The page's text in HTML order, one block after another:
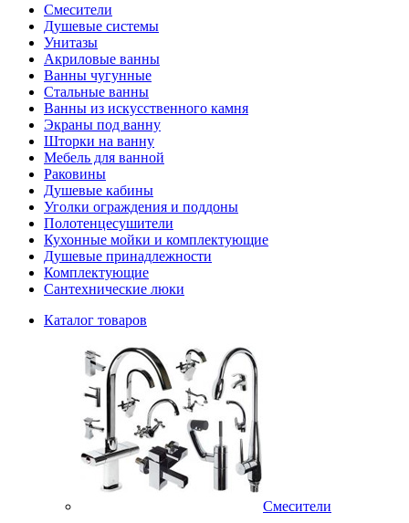
Смесители
Душевые системы
Унитазы
Акриловые ванны
Ванны чугунные
Стальные ванны
Ванны из искусственного камня
Экраны под ванну
Шторки на ванну
Мебель для ванной
Раковины
Душевые кабины
Уголки ограждения и поддоны
Полотенцесушители
Кухонные мойки и комплектующие
Душевые принадлежности
Комплектующие
Сантехнические люки
Каталог товаров
Смесители